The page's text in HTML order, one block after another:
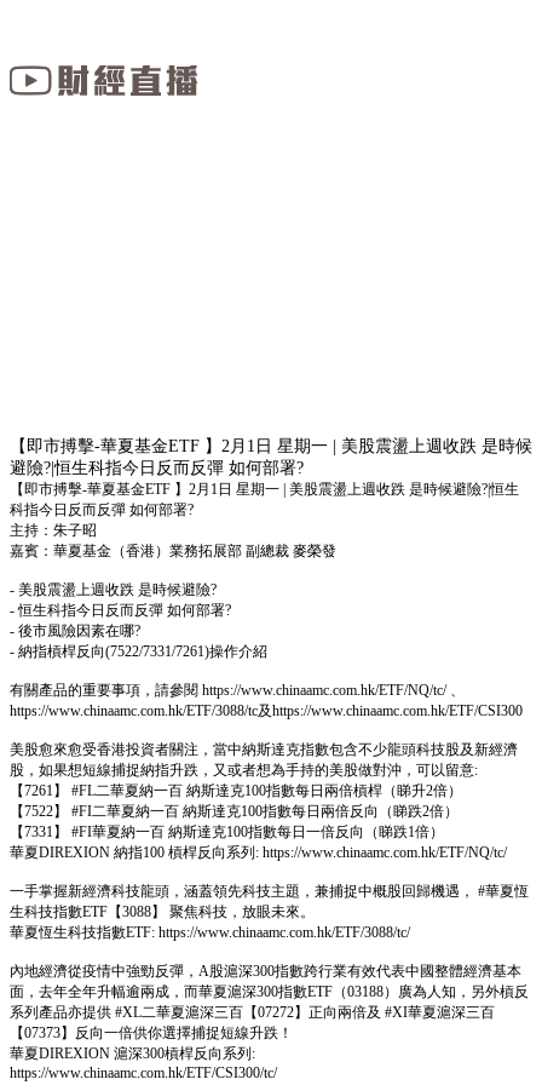
【即市搏擊-華夏基金ETF 】2月1日 星期一 | 美股震盪上週收跌 是時候
避險?|恒生科指今日反而反彈 如何部署?
【即市搏擊-華夏基金ETF 】2月1日 星期一 | 美股震盪上週收跌 是時候避險?|恒生
科指今日反而反彈 如何部署?
主持：朱子昭
嘉賓：華夏基金（香港）業務拓展部 副總裁 麥榮發
- 美股震盪上週收跌 是時候避險?
- 恒生科指今日反而反彈 如何部署?
- 後市風險因素在哪?
- 納指槓桿反向(7522/7331/7261)操作介紹
有關產品的重要事項，請參閱 https://www.chinaamc.com.hk/ETF/NQ/tc/ 、
https://www.chinaamc.com.hk/ETF/3088/tc及https://www.chinaamc.com.hk/ETF/CSI300
美股愈來愈受香港投資者關注，當中納斯達克指數包含不少龍頭科技股及新經濟
股，如果想短線捕捉納指升跌，又或者想為手持的美股做對沖，可以留意:
【7261】 #FL二華夏納一百 納斯達克100指數每日兩倍槓桿（睇升2倍）
【7522】 #FI二華夏納一百 納斯達克100指數每日兩倍反向（睇跌2倍）
【7331】 #FI華夏納一百 納斯達克100指數每日一倍反向（睇跌1倍）
華夏DIREXION 納指100 槓桿反向系列: https://www.chinaamc.com.hk/ETF/NQ/tc/
一手掌握新經濟科技龍頭，涵蓋領先科技主題，兼捕捉中概股回歸機遇， #華夏恆
生科技指數ETF【3088】 聚焦科技，放眼未來。
華夏恆生科技指數ETF: https://www.chinaamc.com.hk/ETF/3088/tc/
內地經濟從疫情中強勁反彈，A股滬深300指數跨行業有效代表中國整體經濟基本
面，去年全年升幅逾兩成，而華夏滬深300指數ETF（03188）廣為人知，另外槓反
系列產品亦提供 #XL二華夏滬深三百【07272】正向兩倍及 #XI華夏滬深三百
【07373】反向一倍供你選擇捕捉短線升跌！
華夏DIREXION 滬深300槓桿反向系列:
https://www.chinaamc.com.hk/ETF/CSI300/tc/